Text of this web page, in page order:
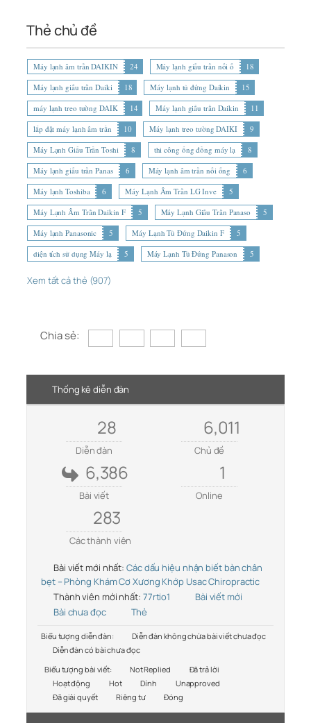
Thẻ chủ đề
Máy lạnh âm trần DAIKIN 24 Máy lạnh giấu trần nối ố
18
Máy lạnh giấu trần Daiki
18 Máy lạnh tủ đứng Daikin
15
máy lạnh treo tường DAIK
14 Máy lạnh giấu trần Daikin
11
lắp đặt máy lạnh âm trần
10 Máy lạnh treo tường DAIKI
9
Máy Lạnh Giấu Trần Toshi
8 thi công ống đồng máy lạ
8
Máy lạnh giấu trần Panas
6 Máy lạnh âm trần nối ống
6
Máy lạnh Toshiba
6 Máy Lạnh Âm Trần LG Inve
5
Máy Lạnh Âm Trần Daikin F
5 Máy Lạnh Giấu Trần Panaso
5
Máy lạnh Panasonic
5 Máy Lạnh Tủ Đứng Daikin F
5
diện tích sử dụng Máy lạ
5 Máy Lạnh Tủ Đứng Panason 5
Xem tất cả thẻ (907)
Chia sẻ:
Thống kê diễn đàn
28
Diễn đàn
6,011
Chủ đề
6,386
Bài viết
1
Online
283
Các thành viên
Bài viết mới nhất: Các dấu hiệu nhận biết bàn chân
bẹt – Phòng Khám Cơ Xương Khớp Usac Chiropractic
Thành viên mới nhất: 77rtio1
Bài viết mới
Bài chưa đọc
Thẻ
Biểu tượng diễn đàn:
Diễn đàn không chứa bài viết chưa đọc
Diễn đàn có bài chưa đọc
Biểu tượng bài viết:
Not Replied
Đã trả lời
Hoạt động
Hot Dính
Unapproved
Đã giải quyết
Riêng tư Đóng